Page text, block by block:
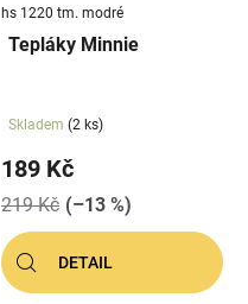
hs 1220 tm. modré
Tepláky Minnie
Skladem (2 ks)
189 Kč
219 Kč (–13 %)
DETAIL